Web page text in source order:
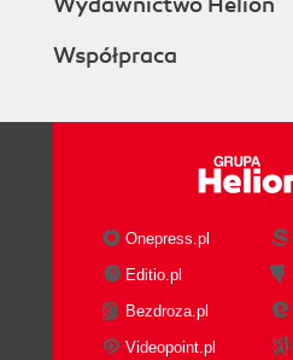
Współpraca
Onepress.pl
Editio.pl
Bezdroza.pl
Videopoint.pl